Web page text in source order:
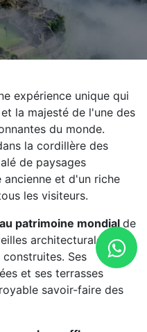
expérience unique qui
la majesté de l'une des
du monde.
la cordillère des
de paysages
et d'un riche
les visiteurs.
patrimoine mondialde
architecturales les
Ses
et ses terrasses
savoir-faire des